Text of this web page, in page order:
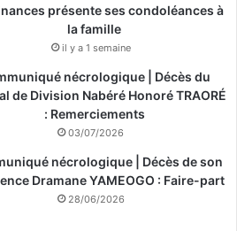
présente ses condoléances à
la famille
il y a 1 semaine
nécrologique | Décès du
de Division Nabéré Honoré TRAORÉ
: Remerciements
03/07/2026
nécrologique | Décès de son
Dramane YAMEOGO : Faire-part
28/06/2026